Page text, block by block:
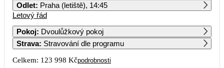
8 9 10 11
Odlet: Praha (letiště), 14:45
Letový řád
Pokoj: Dvoulůžkový pokoj
Strava: Stravování dle programu
Celkem: 123 998 Kčpodrobnosti